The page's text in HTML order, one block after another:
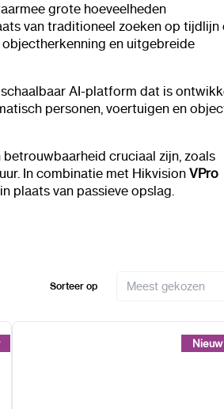
grote hoeveelheden
van traditioneel zoeken op tijdlijn
en uitgebreide
schaalbaar AI-platform dat is
personen, voertuigen en
cruciaal zijn, zoals
In combinatie met Hikvision VPro
plaats van passieve opslag.
Sorteer op
Nieuw
Nieuw